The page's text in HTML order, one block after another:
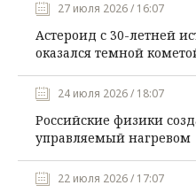
27 июля 2026 / 16:07
Астероид с 30-летней
оказался темной
24 июля 2026 / 18:07
Российские физики
управляемый нагревом
22 июля 2026 / 17:07